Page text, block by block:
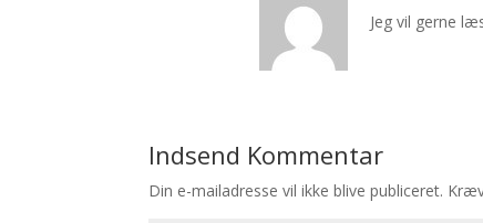
Jeg vil gerne
Indsend Kommentar
Din e-mailadresse vil ikke blive publiceret.